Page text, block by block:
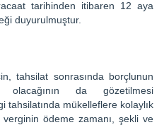
tarihinden itibaren 12 aya
duyurulmuştur.
tahsilat sonrasında borçlunun
da gözetilmesi
tahsilatında mükelleflere kolaylık
ödeme zamanı, şekli ve